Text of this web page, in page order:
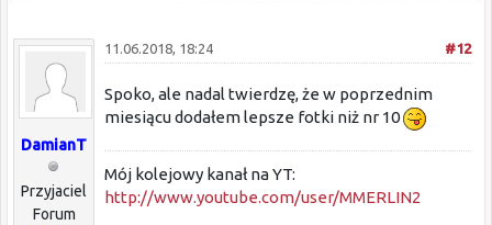
DamianT
Przyjaciel
Forum
#12
11.06.2018, 18:24
Spoko, ale nadal twierdzę, że w poprzednim
miesiącu dodałem lepsze fotki niż nr 10
Mój kolejowy kanał na YT:
http://www.youtube.com/user/MMERLIN2